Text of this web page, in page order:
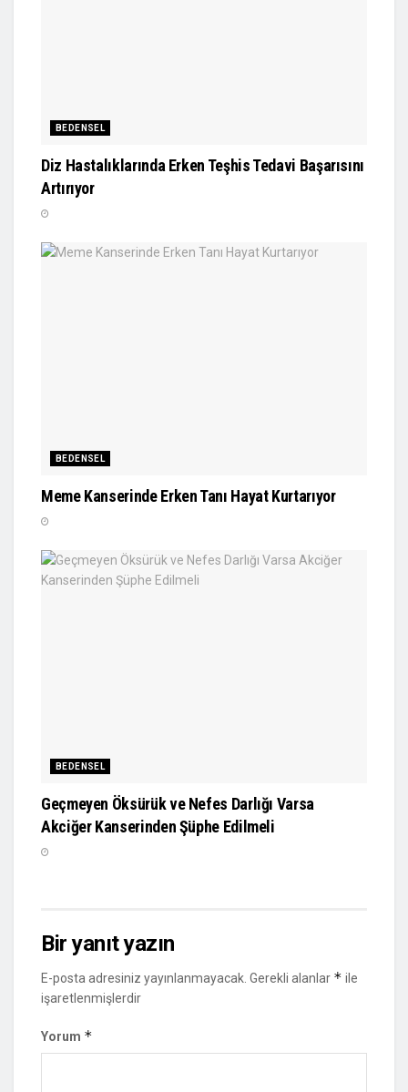
BEDENSEL
Diz Hastalıklarında Erken Teşhis Tedavi Başarısını
Artırıyor
BEDENSEL
Meme Kanserinde Erken Tanı Hayat Kurtarıyor
BEDENSEL
Geçmeyen Öksürük ve Nefes Darlığı Varsa
Akciğer Kanserinden Şüphe Edilmeli
Bir yanıt yazın
E-posta adresiniz yayınlanmayacak. Gerekli alanlar * ile
işaretlenmişlerdir
Yorum *